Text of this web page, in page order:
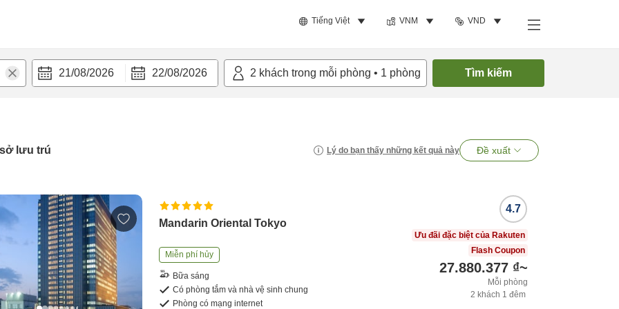
Tiếng Việt VNM VND
21/08/2026 22/08/2026 2 khách trong mỗi phòng • 1 phòng Tìm kiếm
lưu trú Lý do bạn thấy những kết quả này Đề xuất
Mandarin Oriental Tokyo
Miễn phí hủy
Bữa sáng
Có phòng tắm và nhà vệ sinh chung
Phòng có mạng internet
4.7
Ưu đãi đặc biệt của Rakuten
Flash Coupon
27.880.377 ₫~
Mỗi phòng
2 khách 1 đêm